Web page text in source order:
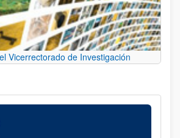
Vicerrectorado de Investigación